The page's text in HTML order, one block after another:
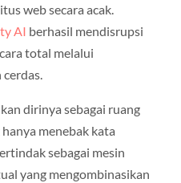
web secara acak.
AI berhasil mendisrupsi
total melalui
dirinya sebagai ruang
menebak kata
sebagai mesin
yang mengombinasikan